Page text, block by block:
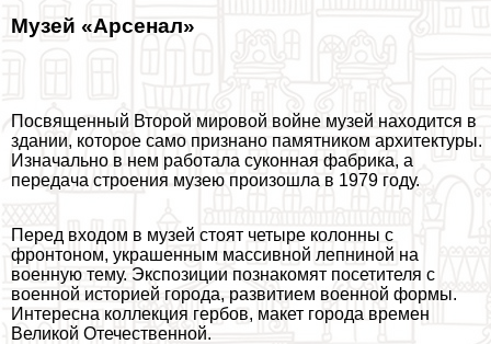
Музей «Арсенал»
Посвященный Второй мировой войне музей находится в
здании, которое само признано памятником архитектуры.
Изначально в нем работала суконная фабрика, а
передача строения музею произошла в 1979 году.
Перед входом в музей стоят четыре колонны с
фронтоном, украшенным массивной лепниной на
военную тему. Экспозиции познакомят посетителя с
военной историей города, развитием военной формы.
Интересна коллекция гербов, макет города времен
Великой Отечественной.